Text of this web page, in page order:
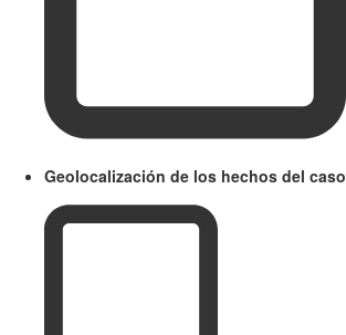
Geolocalización de los hechos del caso